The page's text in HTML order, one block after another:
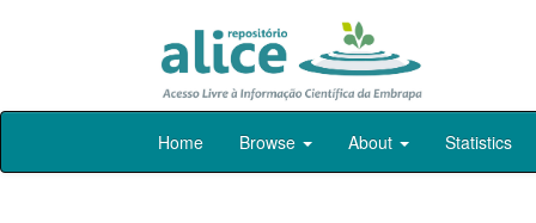
Skip
Home Browse About Statistics